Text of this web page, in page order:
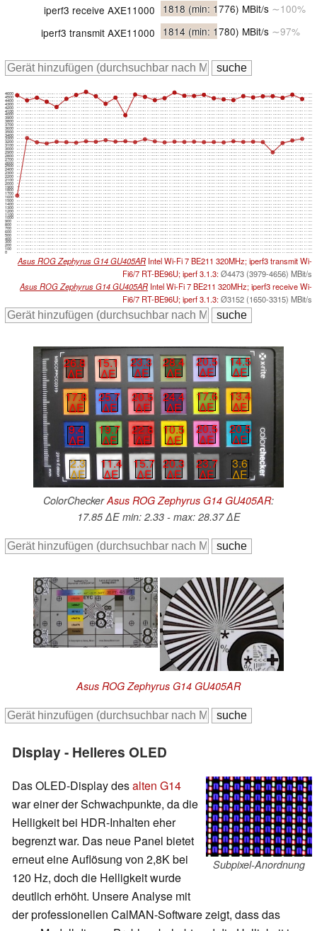
iperf3 receive AXE11000 1818 (min: 1776) MBit/s ∼100%
iperf3 transmit AXE11000
1814 (min: 1780) MBit/s ∼97%
0
100
200
300
400
500
600
700
800
900
1000
1100
1200
1300
1400
1500
1600
1700
1800
1900
2000
2100
2200
2300
2400
2500
2600
2700
2800
2900
3000
3100
3200
3300
3400
3500
3600
3700
3800
3900
4000
4100
4200
4300
4400
4500
4600
Asus ROG Zephyrus G14 GU405AR Intel Wi-Fi 7 BE211 320MHz; iperf3 transmit Wi-
Fi6/7 RT-BE96U; iperf 3.1.3:Ø4473 (3979-4656) MBit/s
Asus ROG Zephyrus G14 GU405AR Intel Wi-Fi 7 BE211 320MHz; iperf3 receive Wi-
Fi6/7 RT-BE96U; iperf 3.1.3:Ø3152 (1650-3315) MBit/s
26.8
∆E
15.1
∆E
23.3
∆E
28.4
∆E
20.5
∆E
14.5
∆E
17.8
∆E
25.7
∆E
20.5
∆E
24.4
∆E
17.6
∆E
13.4
∆E
9.4
∆E
19.7
∆E
22.8
∆E
10.5
∆E
20.5
∆E
20.5
∆E
2.3
∆E
11.4
∆E
15.7
∆E
20.3
∆E
23.7
∆E
3.6
∆E
ColorCheckerAsus ROG Zephyrus G14 GU405AR:
17.85 ∆E min: 2.33 - max: 28.37 ∆E
Asus ROG Zephyrus G14 GU405AR
Display - Helleres OLED
Subpixel-Anordnung
Das OLED-Display desalten G14
war einer der Schwachpunkte, da die
Helligkeit bei HDR-Inhalten eher
begrenzt war. Das neue Panel bietet
erneut eine Auflösung von 2,8K bei
120 Hz, doch die Helligkeit wurde
deutlich erhöht. Unsere Analyse mit
der professionellen CalMAN-Software zeigt, dass das